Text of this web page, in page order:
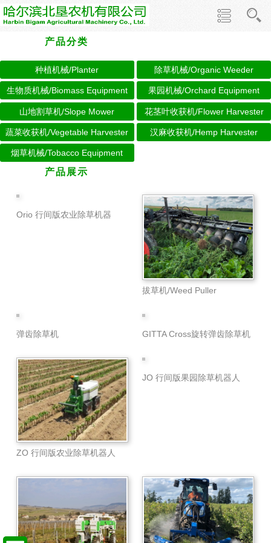
产品分类
种植机械/Planter 除草机械/Organic Weeder
生物质机械/Biomass Equipment 果园机械/Orchard Equipment
山地割草机/Slope Mower 花茎叶收获机/Flower Harvester
蔬菜收获机/Vegetable Harvester 汉麻收获机/Hemp Harvester
烟草机械/Tobacco Equipment
产品展示
Orio 行间版农业除草机器
拔草机/Weed Puller
弹齿除草机 GITTA Cross旋转弹齿除草机
ZO 行间版农业除草机器人
JO 行间版果园除草机器人